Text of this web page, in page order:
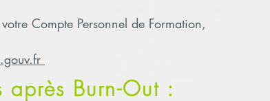
Compte Personnel de Formation,
Burn-Out :